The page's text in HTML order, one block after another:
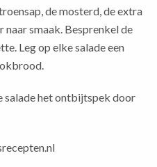
de mosterd, de extra
smaak. Besprenkel de
Leg op elke salade een
salade het ontbijtspek door